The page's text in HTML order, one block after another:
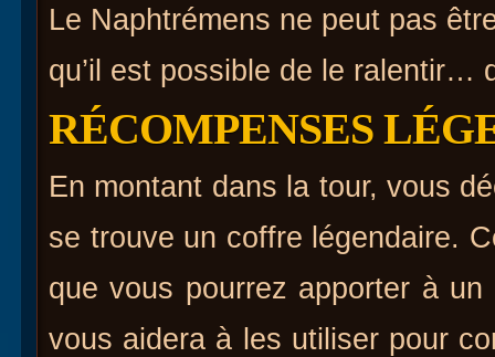
Le Naphtrémens ne peut pas
qu’il est possible de le ralentir…
RÉCOMPENSES
En montant dans la tour, vous
se trouve un coffre légendaire.
que vous pourrez apporter à
vous aidera à les utiliser pour